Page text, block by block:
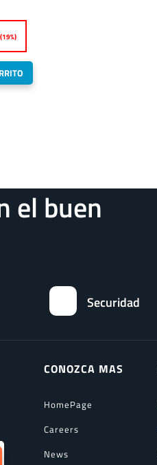
17.00.
el buen
Securidad
CONOZCA MAS
HomePage
Careers
News